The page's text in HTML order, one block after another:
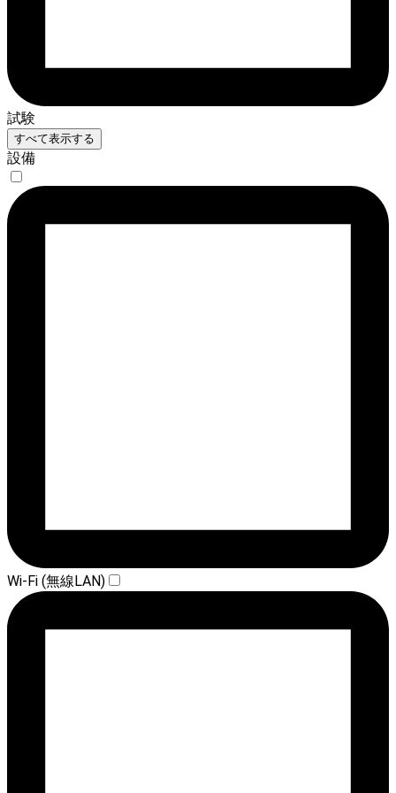
試験
すべて表示する
設備
Wi-Fi (無線LAN)